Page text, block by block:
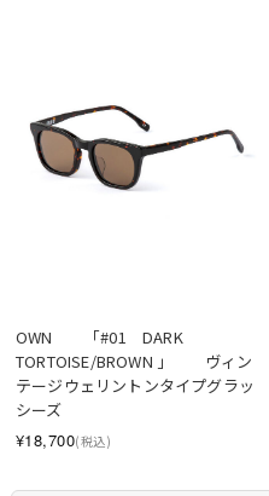
OWN　　「#01　DARK
TORTOISE/BROWN 」　　ヴィン
テージウェリントンタイプグラッ
シーズ
¥18,700(税込)